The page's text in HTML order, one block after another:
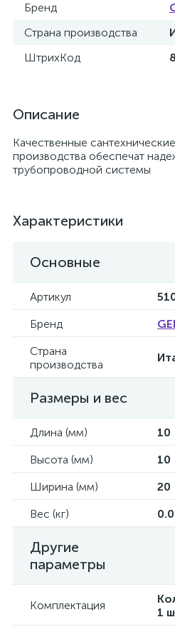
Бренд
Страна производства
ШтрихКод
Описание
Качественные
производства обеспечат
трубопроводной системы
Характеристики
Основные
Артикул
Бренд
Страна
производства
Размеры и вес
Длина (мм)
10
Высота (мм)
10
Ширина (мм)
20
Вес (кг)
Другие
параметры
Комплектация
1